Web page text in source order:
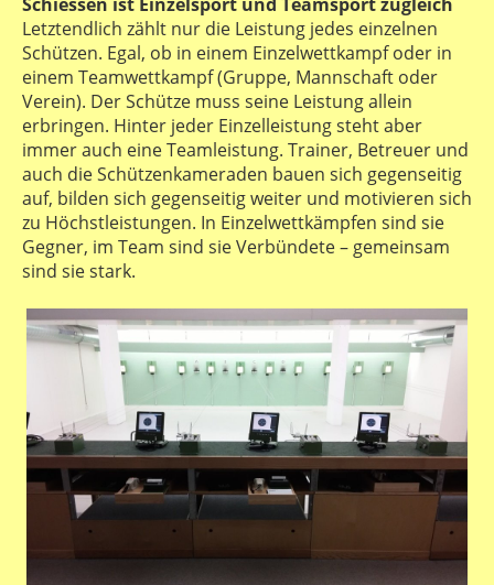
Letztendlich zählt nur die Leistung jedes einzelnen
Schützen. Egal, ob in einem Einzelwettkampf oder in
einem Teamwettkampf (Gruppe, Mannschaft oder
Verein). Der Schütze muss seine Leistung allein
erbringen. Hinter jeder Einzelleistung steht aber
immer auch eine Teamleistung. Trainer, Betreuer und
auch die Schützenkameraden bauen sich gegenseitig
auf, bilden sich gegenseitig weiter und motivieren sich
zu Höchstleistungen. In Einzelwettkämpfen sind sie
Gegner, im Team sind sie Verbündete – gemeinsam
sind sie stark.